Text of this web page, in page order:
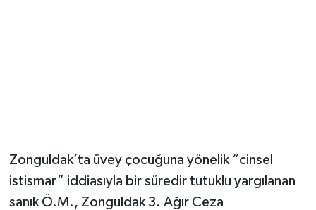
Zonguldak’ta üvey çocuğuna yönelik “cinsel
istismar” iddiasıyla bir süredir tutuklu yargılanan
sanık Ö.M., Zonguldak 3. Ağır Ceza